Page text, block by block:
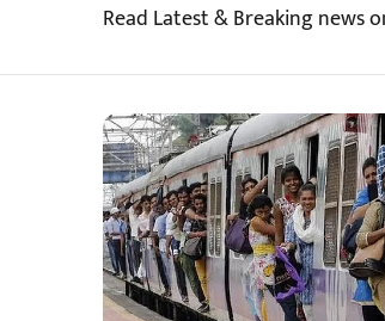
Read Latest & Breaking news